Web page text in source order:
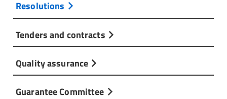
Resolutions
Tenders and contracts
Quality assurance
Guarantee Committee